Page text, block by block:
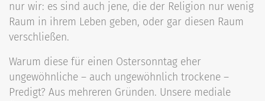
nur wir: es sind auch jene, die der Religion nur wenig
Raum in ihrem Leben geben, oder gar diesen Raum
verschließen.
Warum diese für einen Ostersonntag eher
ungewöhnliche – auch ungewöhnlich trockene –
Predigt? Aus mehreren Gründen. Unsere mediale